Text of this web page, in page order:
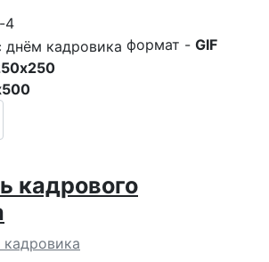
4
формат - GIF
кадрового